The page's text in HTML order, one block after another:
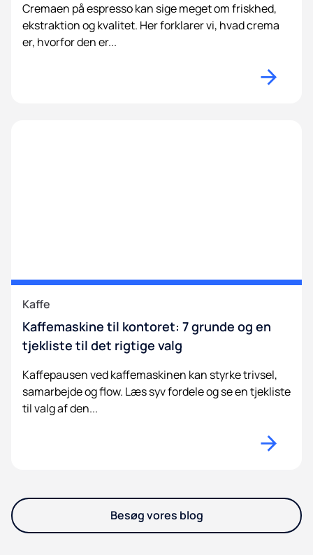
Cremaen på espresso kan sige meget om friskhed,
ekstraktion og kvalitet. Her forklarer vi, hvad crema
er, hvorfor den er...
Kaffe
Kaffemaskine til kontoret: 7 grunde og en
tjekliste til det rigtige valg
Kaffepausen ved kaffemaskinen kan styrke trivsel,
samarbejde og flow. Læs syv fordele og se en tjekliste
til valg af den...
Besøg vores blog